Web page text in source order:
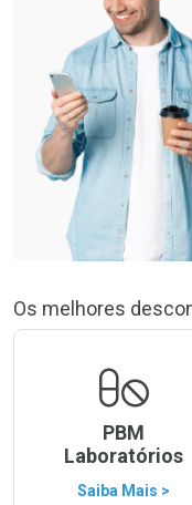
Os melhores
PBM
Laboratórios
Saiba Mais >